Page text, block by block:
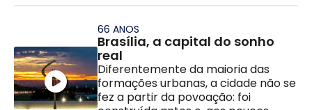
66 ANOS
Brasília, a capital do sonho
real
Diferentemente da maioria das
formações urbanas, a cidade não se
fez a partir da povoação: foi